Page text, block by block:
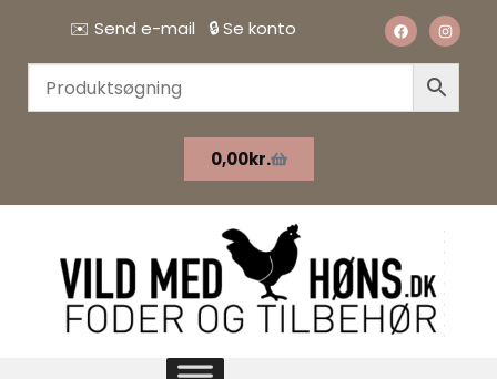
✉️Send e-mail 🔒Se konto
0,00kr.